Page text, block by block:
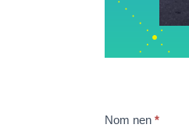
Escola
Nom nen*